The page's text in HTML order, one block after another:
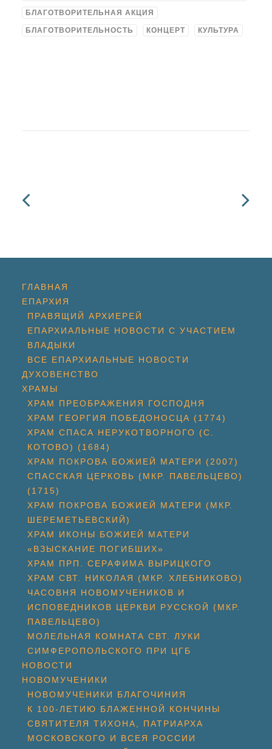
БЛАГОТВОРИТЕЛЬНАЯ АКЦИЯ
БЛАГОТВОРИТЕЛЬНОСТЬ КОНЦЕРТ КУЛЬТУРА
ГЛАВНАЯ
ЕПАРХИЯ
ПРАВЯЩИЙ АРХИЕРЕЙ
ЕПАРХИАЛЬНЫЕ НОВОСТИ С УЧАСТИЕМ
ВЛАДЫКИ
ВСЕ ЕПАРХИАЛЬНЫЕ НОВОСТИ
ДУХОВЕНСТВО
ХРАМЫ
ХРАМ ПРЕОБРАЖЕНИЯ ГОСПОДНЯ
ХРАМ ГЕОРГИЯ ПОБЕДОНОСЦА (1774)
ХРАМ СПАСА НЕРУКОТВОРНОГО (С.
КОТОВО) (1684)
ХРАМ ПОКРОВА БОЖИЕЙ МАТЕРИ (2007)
СПАССКАЯ ЦЕРКОВЬ (МКР. ПАВЕЛЬЦЕВО)
(1715)
ХРАМ ПОКРОВА БОЖИЕЙ МАТЕРИ (МКР.
ШЕРЕМЕТЬЕВСКИЙ)
ХРАМ ИКОНЫ БОЖИЕЙ МАТЕРИ
«ВЗЫСКАНИЕ ПОГИБШИХ»
ХРАМ ПРП. СЕРАФИМА ВЫРИЦКОГО
ХРАМ СВТ. НИКОЛАЯ (МКР. ХЛЕБНИКОВО)
ЧАСОВНЯ НОВОМУЧЕНИКОВ И
ИСПОВЕДНИКОВ ЦЕРКВИ РУССКОЙ (МКР.
ПАВЕЛЬЦЕВО)
МОЛЕЛЬНАЯ КОМНАТА СВТ. ЛУКИ
СИМФЕРОПОЛЬСКОГО ПРИ ЦГБ
НОВОСТИ
НОВОМУЧЕНИКИ
НОВОМУЧЕНИКИ БЛАГОЧИНИЯ
К 100-ЛЕТИЮ БЛАЖЕННОЙ КОНЧИНЫ
СВЯТИТЕЛЯ ТИХОНА, ПАТРИАРХА
МОСКОВСКОГО И ВСЕЯ РОССИИ